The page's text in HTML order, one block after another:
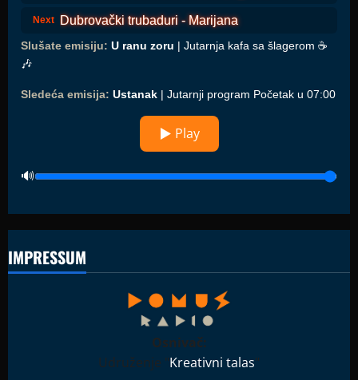
Next Dubrovački trubaduri - Marijana
Slušate emisiju: U ranu zoru | Jutarnja kafa sa šlagerom ☕️
🎶
Sledeća emisija: Ustanak | Jutarnji program Početak u 07:00
▶ Play
IMPRESSUM
Osnivač:
Udruženje "Kreativni talas"